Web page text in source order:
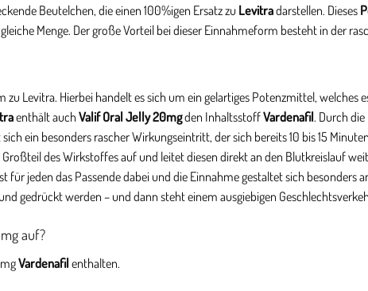
Beutelchen, die einen 100%igen Ersatz zu Levitradarstellen. Dieses
Menge. Der große Vorteil bei dieser Einnahmeform besteht in der
zu Levitra. Hierbei handelt es sich um ein gelartiges Potenzmittel, welches
enthält auchValif Oral Jelly 20mgden InhaltsstoffVardenafil. Durch
ein besonders rascher Wirkungseintritt, der sich bereits 10 bis 15
des Wirkstoffes auf und leitet diesen direkt an den Blutkreislauf
jeden das Passende dabei und die Einnahme gestaltet sich besonders
gedrückt werden – und dann steht einem ausgiebigen
auf?
Vardenafilenthalten.